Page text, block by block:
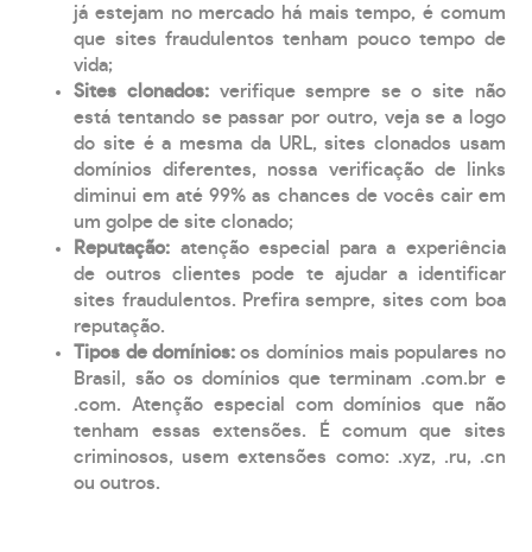
já estejam no mercado há mais tempo, é comum
que sites fraudulentos tenham pouco tempo de
vida;
Sites clonados: verifique sempre se o site não
está tentando se passar por outro, veja se a logo
do site é a mesma da URL, sites clonados usam
domínios diferentes, nossa verificação de links
diminui em até 99% as chances de vocês cair em
um golpe de site clonado;
Reputação: atenção especial para a experiência
de outros clientes pode te ajudar a identificar
sites fraudulentos. Prefira sempre, sites com boa
reputação.
Tipos de domínios:os domínios mais populares no
Brasil, são os domínios que terminam .com.br e
.com. Atenção especial com domínios que não
tenham essas extensões. É comum que sites
criminosos, usem extensões como: .xyz, .ru, .cn
ou outros.